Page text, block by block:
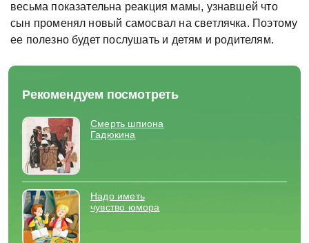
весьма показательна реакция мамы, узнавшей что
сын променял новый самосвал на светлячка. Поэтому
ее полезно будет послушать и детям и родителям.
Рекомендуем посмотреть
Смерть шпиона
Гадюкина
Надо иметь
чувство юмора